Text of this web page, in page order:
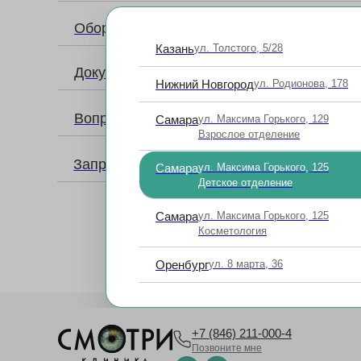
Вопросы и ответы
Запрос копий медицинской документации
Документы и лицензии
Оборудование
+7 (846) 211-000-4
Позвоните мне
Казаньул. Толстого, 5/28
Нижний Новгородул. Родионова, 178
Самараул. Максима Горького, 129
Взрослое отделение
Самараул. Максима Горького, 125
Детское отделение
Самараул. Максима Горького, 125
Косметология
Оренбургул. 8 марта, 36